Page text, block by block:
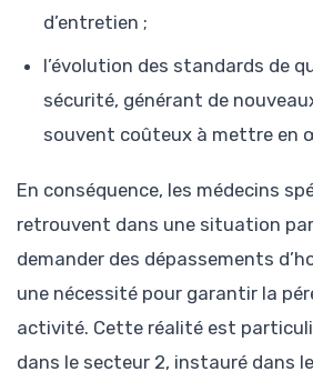
d’entretien ;
l’évolution des standards de
sécurité, générant de
souvent coûteux à mettre en
En conséquence, les médecins
retrouvent dans une situation
demander des dépassements
une nécessité pour garantir la
activité. Cette réalité est
dans le secteur 2, instauré dans